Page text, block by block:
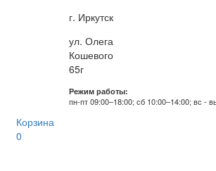
г. Иркутск
ул. Олега
Кошевого
65г
Режим работы:
пн-пт 09:00–18:00; сб 10:00–14:00; вс -
Корзина
0